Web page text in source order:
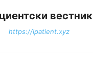
вестник
https://ipatient.xyz